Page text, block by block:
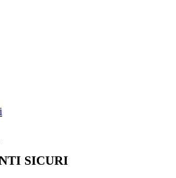
SICURI